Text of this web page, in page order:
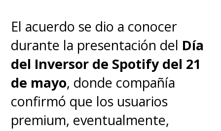
El acuerdo se dio a conocer
durante la presentación del Día
del Inversor de Spotify del 21
de mayo, donde compañía
confirmó que los usuarios
premium, eventualmente,